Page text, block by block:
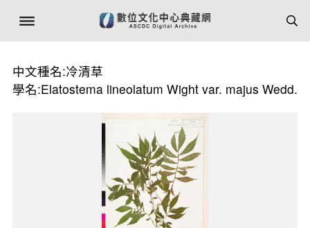
中文種名:冷清草
學名:Elatostema lineolatum Wight var. majus Wedd.